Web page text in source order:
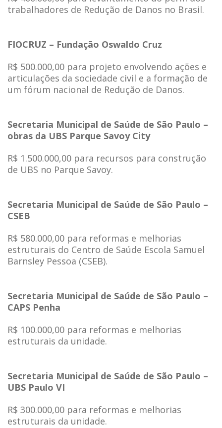
trabalhadores de Redução de Danos no Brasil.
FIOCRUZ – Fundação Oswaldo Cruz
R$ 500.000,00 para projeto envolvendo ações e
articulações da sociedade civil e a formação de
um fórum nacional de Redução de Danos.
Secretaria Municipal de Saúde de São Paulo –
obras da UBS Parque Savoy City
R$ 1.500.000,00 para recursos para construção
de UBS no Parque Savoy.
Secretaria Municipal de Saúde de São Paulo –
CSEB
R$ 580.000,00 para reformas e melhorias
estruturais do Centro de Saúde Escola Samuel
Barnsley Pessoa (CSEB).
Secretaria Municipal de Saúde de São Paulo –
CAPS Penha
R$ 100.000,00 para reformas e melhorias
estruturais da unidade.
Secretaria Municipal de Saúde de São Paulo –
UBS Paulo VI
R$ 300.000,00 para reformas e melhorias
estruturais da unidade.